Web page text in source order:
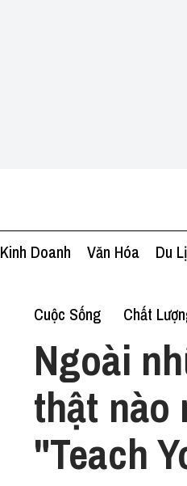
Kinh Doanh Văn Hóa Du
Cuộc Sống Chất
Ngoài
thật nào
"Teach